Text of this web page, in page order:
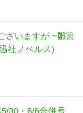
ざいますが ~雛宮
社ノベルス)
30・6/6合併号